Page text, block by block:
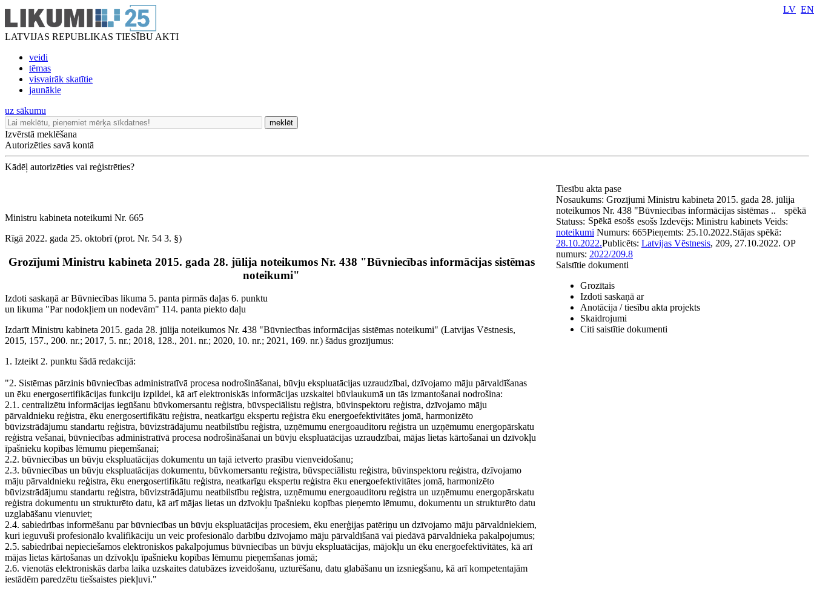
LATVIJAS REPUBLIKAS TIESĪBU AKTI
veidi
tēmas
visvairāk skatītie
jaunākie
LV EN
uz sākumu
meklēt
Izvērstā meklēšana
Autorizēties savā kontā
Kādēļ autorizēties vai reģistrēties?
Ministru kabineta noteikumi Nr. 665
Rīgā 2022. gada 25. oktobrī (prot. Nr. 54 3. §)
Grozījumi Ministru kabineta 2015. gada 28. jūlija noteikumos Nr. 438 "Būvniecības informācijas sistēmas
noteikumi"
Izdoti saskaņā ar Būvniecības likuma 5. panta pirmās daļas 6. punktu
un likuma "Par nodokļiem un nodevām" 114. panta piekto daļu
Izdarīt Ministru kabineta 2015. gada 28. jūlija noteikumos Nr. 438 "Būvniecības informācijas sistēmas noteikumi" (Latvijas Vēstnesis,
2015, 157., 200. nr.; 2017, 5. nr.; 2018, 128., 201. nr.; 2020, 10. nr.; 2021, 169. nr.) šādus grozījumus:
1. Izteikt 2. punktu šādā redakcijā:
"2. Sistēmas pārzinis būvniecības administratīvā procesa nodrošināšanai, būvju ekspluatācijas uzraudzībai, dzīvojamo māju pārvaldīšanas
un ēku energosertifikācijas funkciju izpildei, kā arī elektroniskās informācijas uzskaitei būvlaukumā un tās izmantošanai nodrošina:
2.1. centralizētu informācijas iegūšanu būvkomersantu reģistra, būvspeciālistu reģistra, būvinspektoru reģistra, dzīvojamo māju
pārvaldnieku reģistra, ēku energosertifikātu reģistra, neatkarīgu ekspertu reģistra ēku energoefektivitātes jomā, harmonizēto
būvizstrādājumu standartu reģistra, būvizstrādājumu neatbilstību reģistra, uzņēmumu energoauditoru reģistra un uzņēmumu energopārskatu
reģistra vešanai, būvniecības administratīvā procesa nodrošināšanai un būvju ekspluatācijas uzraudzībai, mājas lietas kārtošanai un dzīvokļu
īpašnieku kopības lēmumu pieņemšanai;
2.2. būvniecības un būvju ekspluatācijas dokumentu un tajā ietverto prasību vienveidošanu;
2.3. būvniecības un būvju ekspluatācijas dokumentu, būvkomersantu reģistra, būvspeciālistu reģistra, būvinspektoru reģistra, dzīvojamo
māju pārvaldnieku reģistra, ēku energosertifikātu reģistra, neatkarīgu ekspertu reģistra ēku energoefektivitātes jomā, harmonizēto
būvizstrādājumu standartu reģistra, būvizstrādājumu neatbilstību reģistra, uzņēmumu energoauditoru reģistra un uzņēmumu energopārskatu
reģistra dokumentu un strukturēto datu, kā arī mājas lietas un dzīvokļu īpašnieku kopības pieņemto lēmumu, dokumentu un strukturēto datu
uzglabāšanu vienuviet;
2.4. sabiedrības informēšanu par būvniecības un būvju ekspluatācijas procesiem, ēku enerģijas patēriņu un dzīvojamo māju pārvaldniekiem,
kuri ieguvuši profesionālo kvalifikāciju un veic profesionālo darbību dzīvojamo māju pārvaldīšanā vai piedāvā pārvaldnieka pakalpojumus;
2.5. sabiedrībai nepieciešamos elektroniskos pakalpojumus būvniecības un būvju ekspluatācijas, mājokļu un ēku energoefektivitātes, kā arī
mājas lietas kārtošanas un dzīvokļu īpašnieku kopības lēmumu pieņemšanas jomā;
2.6. vienotās elektroniskās darba laika uzskaites datubāzes izveidošanu, uzturēšanu, datu glabāšanu un izsniegšanu, kā arī kompetentajām
iestādēm paredzētu tiešsaistes piekļuvi."
Tiesību akta pase
Nosaukums: Grozījumi Ministru kabineta 2015. gada 28. jūlija
noteikumos Nr. 438 "Būvniecības informācijas sistēmas ..
Statuss: Spēkā esošs
spēkā
esošs Izdevējs: Ministru kabinets Veids:
noteikumi Numurs: 665Pieņemts: 25.10.2022.Stājas spēkā:
28.10.2022.Publicēts: Latvijas Vēstnesis, 209, 27.10.2022. OP
numurs: 2022/209.8
Saistītie dokumenti
Grozītais
Izdoti saskaņā ar
Anotācija / tiesību akta projekts
Skaidrojumi
Citi saistītie dokumenti